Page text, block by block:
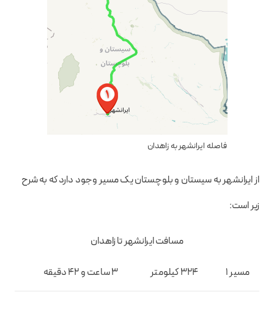
فاصله ایرانشهر به زاهدان
از ایرانشهر به سیستان و بلوچستان یک مسیر وجود دارد که به شرح
زیر است:
مسافت ایرانشهر تا زاهدان
مسیر 1 324 کیلومتر 3 ساعت و 42 دقیقه